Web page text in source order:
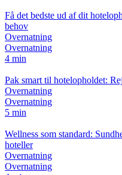
Få det bedste ud af dit
behov
Overnatning
Overnatning
4 min
Pak smart til hotelopholdet:
Overnatning
Overnatning
5 min
Wellness som standard:
hoteller
Overnatning
Overnatning